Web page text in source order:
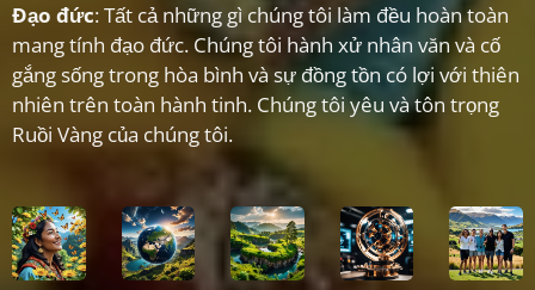
Đạo đức: Tất cả những gì chúng tôi làm đều hoàn toàn
mang tính đạo đức. Chúng tôi hành xử nhân văn và cố
gắng sống trong hòa bình và sự đồng tồn có lợi với thiên
nhiên trên toàn hành tinh. Chúng tôi yêu và tôn trọng
Ruồi Vàng của chúng tôi.